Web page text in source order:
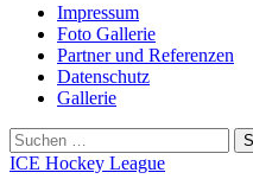
Impressum
Foto Gallerie
Partner und Referenzen
Datenschutz
Gallerie
Suchen
nach:
ICE Hockey League